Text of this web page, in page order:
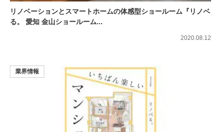
リノベーションとスマートホームの体感型ショールーム『リノベ
る。 愛知 金山ショールーム...
2020.08.12
業界情報